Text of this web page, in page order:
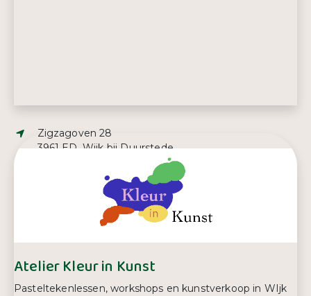
Adres:
Zigzagoven 28
3961 ED, Wijk bij Duurstede
verbeekanja@hotmail.com
Telefoonnummer:
Atelier Kleur in Kunst
Pasteltekenlessen, workshops en kunstverkoop in WIjk